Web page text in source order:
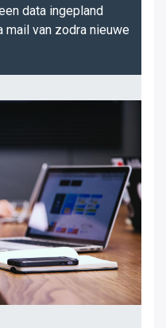
data ingepland
van zodra nieuwe